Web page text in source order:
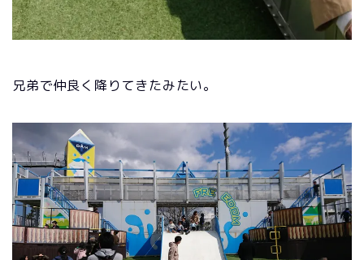
兄弟で仲良く降りてきたみたい。